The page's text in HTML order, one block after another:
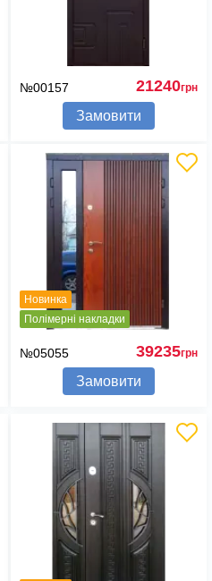
№00157 21240грн
Замовити
Новинка
Полімерні накладки
№05055 39235грн
Замовити